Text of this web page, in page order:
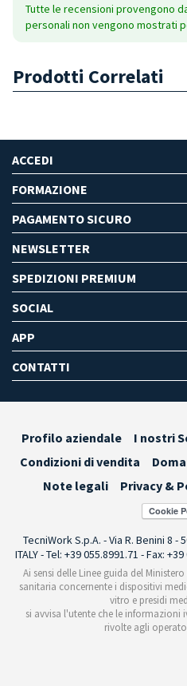
Tutte le recensioni provengono
personali non vengono mostrati
Prodotti Correlati
ACCEDI
FORMAZIONE
PAGAMENTO SICURO
NEWSLETTER
SPEDIZIONI PREMIUM
SOCIAL
APP
CONTATTI
Profilo aziendale I nostri
Condizioni di vendita
Note legali
Privacy &
TecniWork S.p.A. - Via R. Benini 8
ITALY - Tel: +39 055.8991.71 - Fax:
Ai sensi delle Linee guida del
sanitaria concernente i dispositivi
vitro e presidi
si avvisa l'utente che le informazioni
rivolte agli